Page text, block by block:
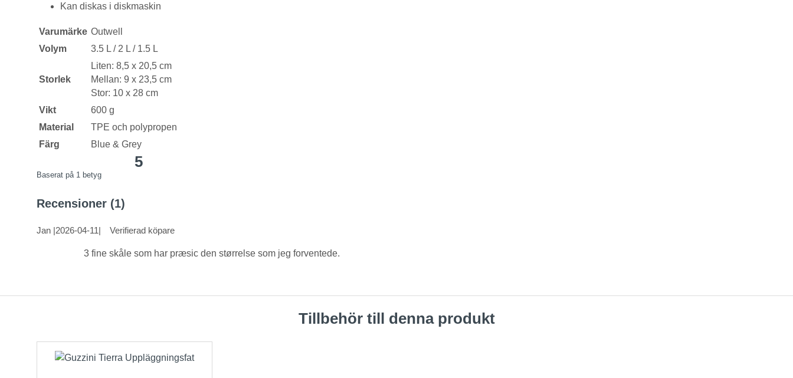
Kan diskas i diskmaskin
Varumärke Outwell
Volym
3.5 L / 2 L / 1.5 L
Storlek
Liten: 8,5 x 20,5 cm
Mellan: 9 x 23,5 cm
Stor: 10 x 28 cm
Vikt
600 g
Material
TPE och polypropen
Färg
Blue & Grey
5
Baserat på 1 betyg
Recensioner (1)
Jan |2026-04-11| Verifierad köpare
3 fine skåle som har præsic den størrelse som jeg forventede.
Tillbehör till denna produkt